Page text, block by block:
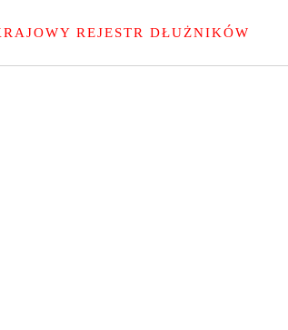
REJESTR DŁUŻNIKÓW